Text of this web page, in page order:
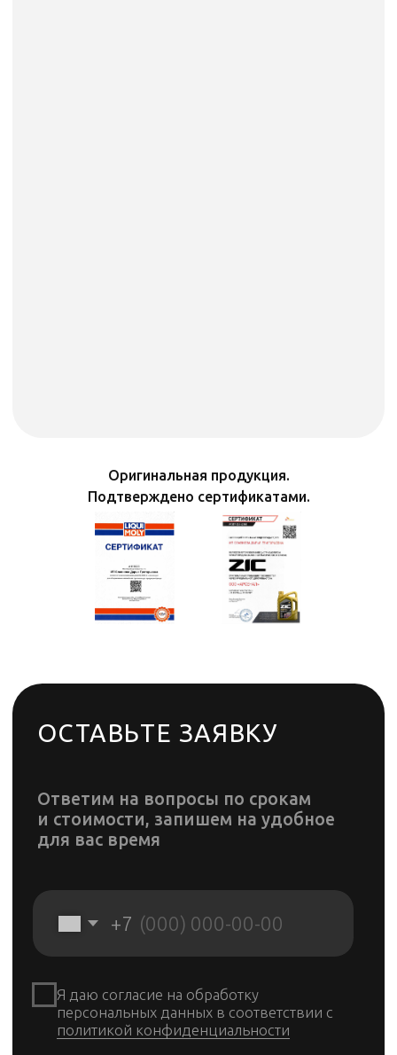
Оригинальная продукция.
Подтверждено сертификатами.